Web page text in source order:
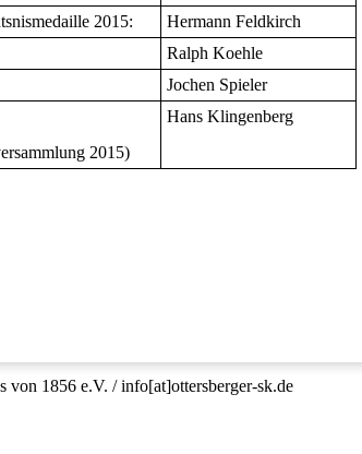
2015:
Hermann Feldkirch
Ralph Koehle
Jochen Spieler
2015)
Hans Klingenberg
von 1856 e.V. / info[at]ottersberger-sk.de